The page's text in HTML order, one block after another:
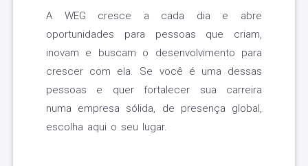
A WEG cresce a cada dia e abre
oportunidades para pessoas que criam,
inovam e buscam o desenvolvimento para
crescer com ela. Se você é uma dessas
pessoas e quer fortalecer sua carreira
numa empresa sólida, de presença global,
escolha aqui o seu lugar.